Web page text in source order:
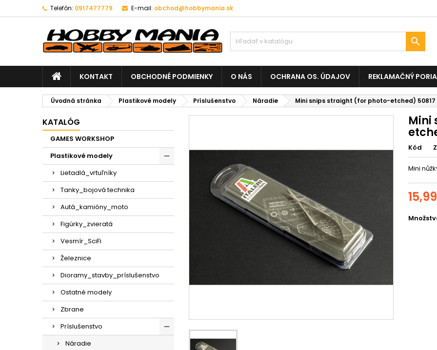
Telefón: 0917477779 E-mail: obchod@hobbymania.sk

KONTAKT OBCHODNÉ PODMIENKY O NÁS OCHRANA OS. ÚDAJOV REKLAMAČNÝ
Úvodná stránka Plastikové modely Príslušenstvo Náradie Mini snips straight (for photo-etched) 50817
KATALÓG
GAMES WORKSHOP
Plastikové modely
Lietadlá_vrtuľníky
Tanky_bojová technika
Autá_kamióny_moto
Figúrky_zvieratá
Vesmír_SciFi
Železnice
Dioramy_stavby_príslušenstvo
Ostatné modely
Zbrane
Príslušenstvo
Náradie
Mini
Kód
Mini